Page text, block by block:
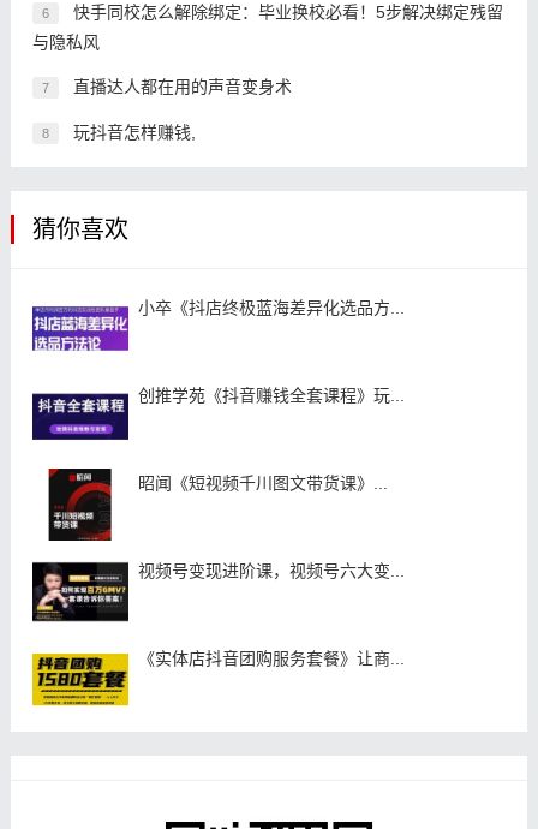
6
快手同校怎么解除绑定：毕业换校必看！5步解决绑定残留
与隐私风
7 直播达人都在用的声音变身术
8 玩抖音怎样赚钱,
猜你喜欢
小卒《抖店终极蓝海差异化选品方...
创推学苑《抖音赚钱全套课程》玩...
昭闻《短视频千川图文带货课》...
视频号变现进阶课，视频号六大变...
《实体店抖音团购服务套餐》让商...